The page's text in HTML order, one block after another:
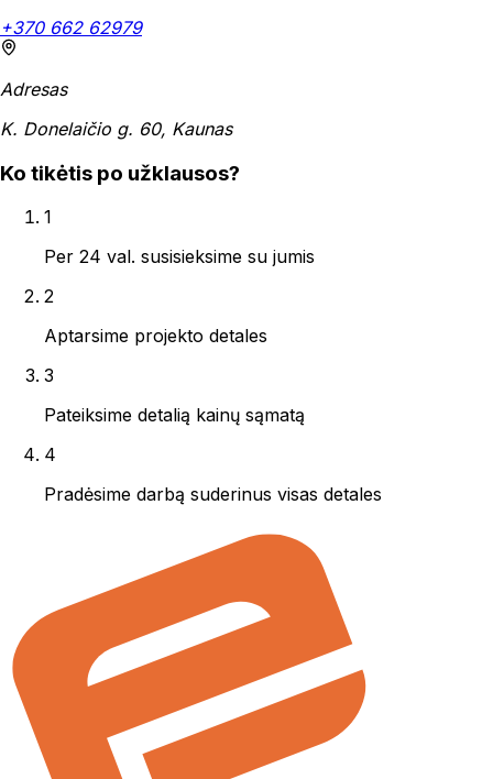
+370 662 62979
Adresas
K. Donelaičio g. 60, Kaunas
Ko tikėtis po užklausos?
1
Per 24 val. susisieksime su jumis
2
Aptarsime projekto detales
3
Pateiksime detalią kainų sąmatą
4
Pradėsime darbą suderinus visas detales